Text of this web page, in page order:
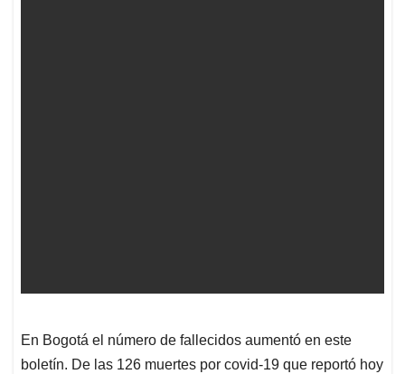
En Bogotá el número de fallecidos aumentó en este
boletín. De las 126 muertes por covid-19 que reportó hoy